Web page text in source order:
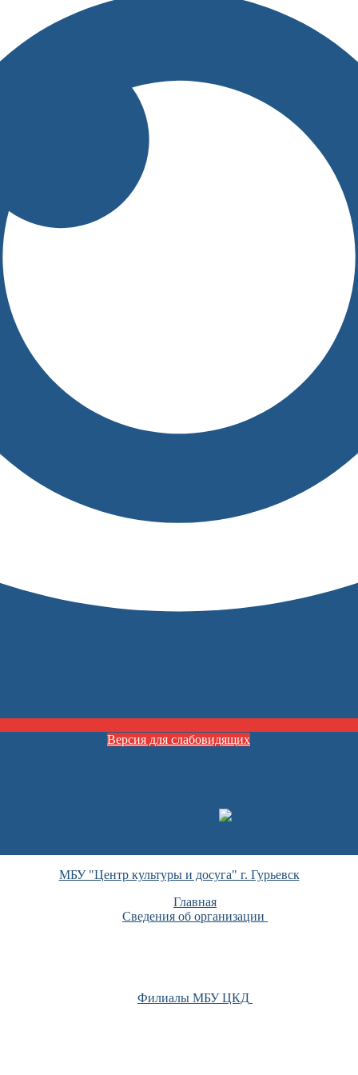
Версия для слабовидящих
МБУ "Центр культуры и досуга" г. Гурьевск
Главная
Сведения об организации
Филиалы МБУ ЦКД